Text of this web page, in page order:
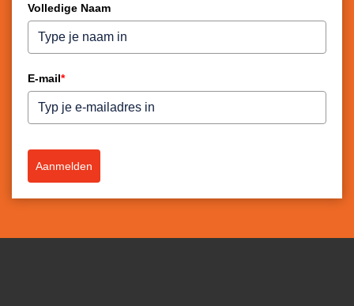
Volledige Naam
E-mail*
Aanmelden